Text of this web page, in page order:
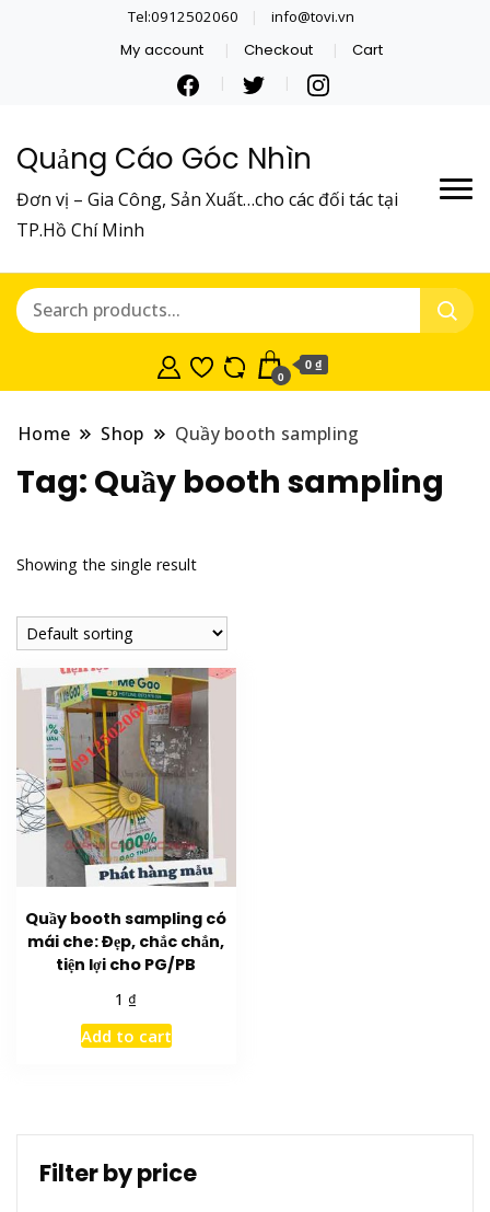
Tel:0912502060 info@tovi.vn
My account Checkout Cart
Quảng Cáo Góc Nhìn
Đơn vị – Gia Công, Sản Xuất…cho các đối tác tại
TP.Hồ Chí Minh
0
0 ₫
Home Shop Quầy booth sampling
Tag: Quầy booth sampling
Showing the single result
Quầy booth sampling có
mái che: Đẹp, chắc chắn,
tiện lợi cho PG/PB
1 ₫
Add to cart
Filter by price